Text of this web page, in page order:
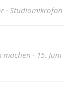
· Studiomikrofon
· 15. Juni